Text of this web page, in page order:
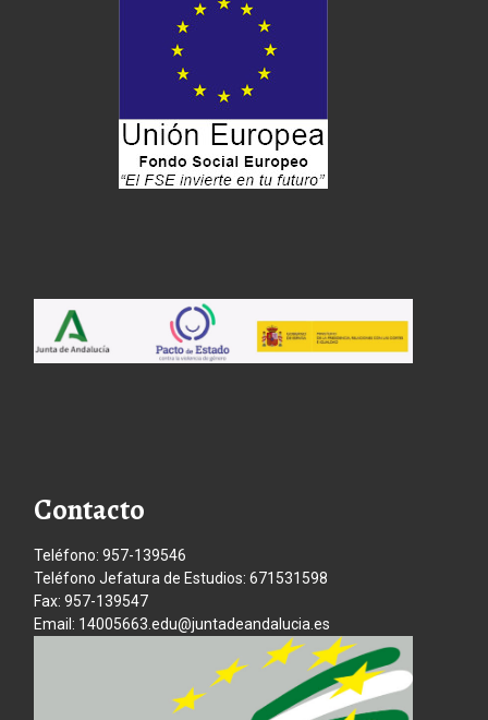
Contacto
Teléfono: 957-139546
Teléfono Jefatura de Estudios: 671531598
Fax: 957-139547
Email: 14005663.edu@juntadeandalucia.es